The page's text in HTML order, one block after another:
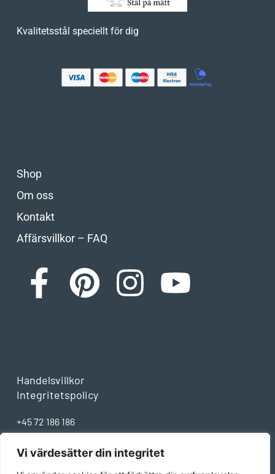
Vi värdesätter din integritet
Kvalitetsstål speciellt för dig
Shop
Om oss
Kontakt
Affärsvillkor – FAQ
Handelsvillkor
Integritetspolicy
+45 72 186 186
info@staalet.dk
Telefontider: